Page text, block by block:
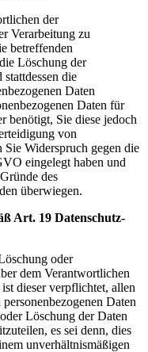
der
Verarbeitung zu
betreffenden
Löschung der
die
Daten
Daten für
benötigt, Sie diese jedoch
von
Sie Widerspruch gegen die
eingelegt haben und
des
überwiegen.
Art. 19 Datenschutz-
oder
dem Verantwortlichen
dieser verpflichtet, allen
Daten
Löschung der Daten
es sei denn, dies
unverhältnismäßigen